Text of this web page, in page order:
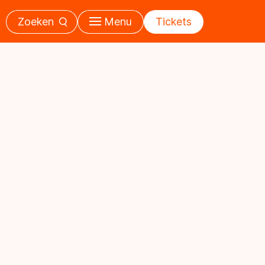
Zoeken Menu Tickets